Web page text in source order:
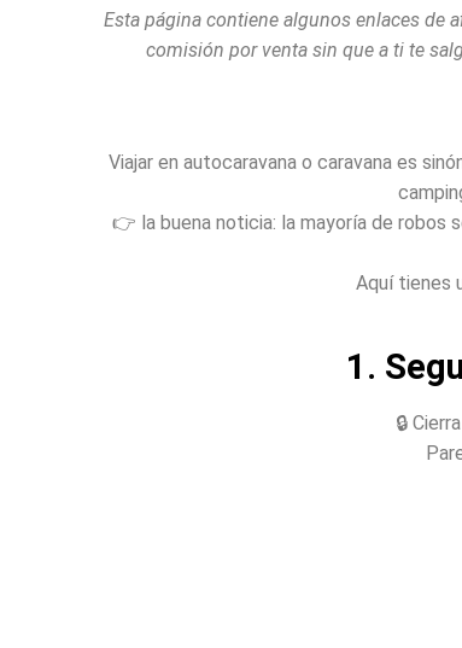
Esta página contiene algunos enlaces de
comisión por venta sin que a ti te
Viajar en autocaravana o caravana es
👉 la buena noticia: la mayoría de robos
Aquí tienes
1.
🔒